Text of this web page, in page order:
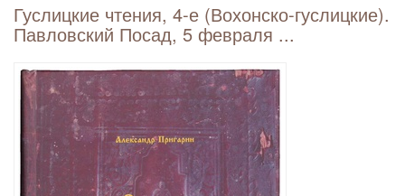
Гуслицкие чтения, 4-е (Вохонско-гуслицкие).
Павловский Посад, 5 февраля ...